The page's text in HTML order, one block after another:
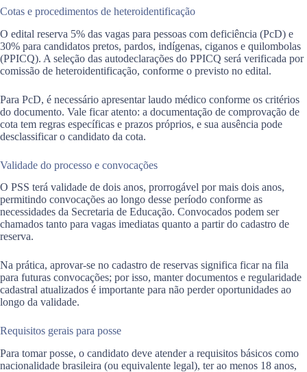
Cotas e procedimentos de heteroidentificação
O edital reserva 5% das vagas para pessoas com deficiência (PcD) e
30% para candidatos pretos, pardos, indígenas, ciganos e quilombolas
(PPICQ). A seleção das autodeclarações do PPICQ será verificada por
comissão de heteroidentificação, conforme o previsto no edital.
Para PcD, é necessário apresentar laudo médico conforme os critérios
do documento. Vale ficar atento: a documentação de comprovação de
cota tem regras específicas e prazos próprios, e sua ausência pode
desclassificar o candidato da cota.
Validade do processo e convocações
O PSS terá validade de dois anos, prorrogável por mais dois anos,
permitindo convocações ao longo desse período conforme as
necessidades da Secretaria de Educação. Convocados podem ser
chamados tanto para vagas imediatas quanto a partir do cadastro de
reserva.
Na prática, aprovar-se no cadastro de reservas significa ficar na fila
para futuras convocações; por isso, manter documentos e regularidade
cadastral atualizados é importante para não perder oportunidades ao
longo da validade.
Requisitos gerais para posse
Para tomar posse, o candidato deve atender a requisitos básicos como
nacionalidade brasileira (ou equivalente legal), ter ao menos 18 anos,